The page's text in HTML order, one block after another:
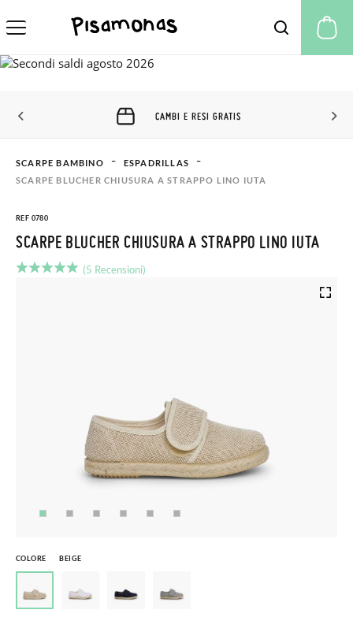
CAMBI E RESI GRATIS
SCARPE BAMBINO
ESPADRILLAS
SCARPE BLUCHER CHIUSURA A STRAPPO LINO IUTA
REF 0780
SCARPE BLUCHER CHIUSURA A STRAPPO LINO IUTA
(5 Recensioni)
COLORE BEIGE